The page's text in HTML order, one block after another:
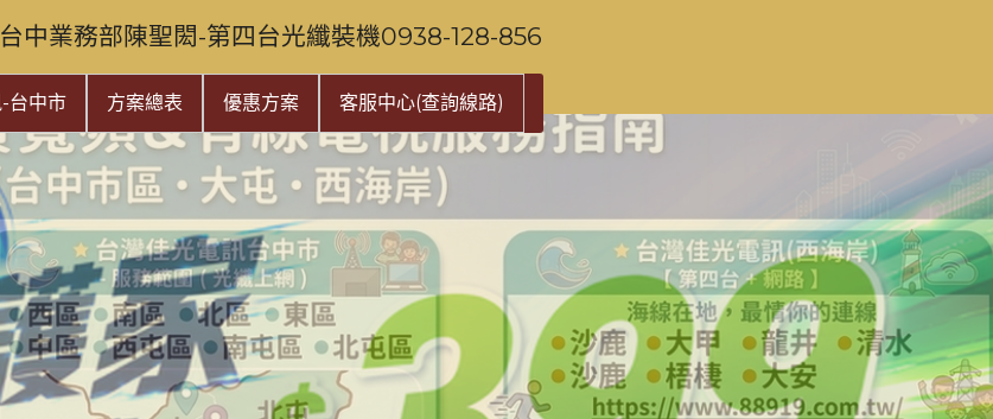
中業務部陳聖閎-第四台光纖裝機0938-128-856
台中市 方案總表 優惠方案 客服中心(查詢線路)